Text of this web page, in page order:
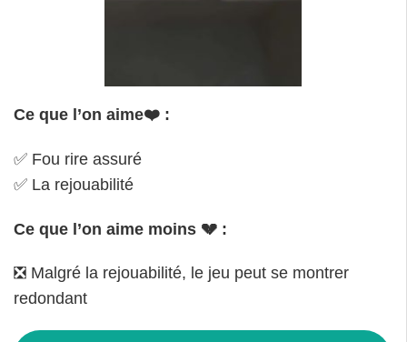
Ce que l’on aime❤️ :
✅ Fou rire assuré
✅ La rejouabilité
Ce que l’on aime moins 💔 :
❎ Malgré la rejouabilité, le jeu peut se montrer
redondant